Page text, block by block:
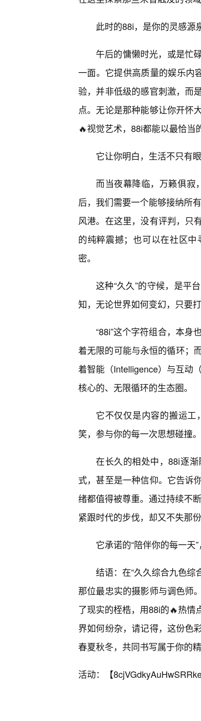
此时的88i，是你的灵感源
午后的慵懒时光，或是忙
一面。它提供高质量的娱乐内
验，并非低级的感官刺激，而
点。无论是那种能够让你开怀
🔥视觉艺术，88i都能以最恰当
它让你明白，生活不只有
而当夜幕降临，万籁俱寂
后，我们需要一个能够接纳所
风港。在这里，没有评判，只
的纯粹震撼；也可以在社区
密。
这种“久久”的守候，是
知，无论世界如何变幻，只要
“88i”这个字符组合，本身
着无限的可能与永恒的循环；
着智能（Intelligence）与互动
核心的、无限循环的生态圈。
它不仅仅是内容的搬运
笑，参与你的每一次思想碰撞。
在长久的相处中，88i逐
式，甚至是一种信仰。它告诉
绪都值得被尊重。通过持续不
紧跟时代的步伐，却又不失那份
它承诺的“陪伴你的每一天
结语：在“久久综合九色综
那位最忠实的摄影师与调色师
了现实的桎梏，用88i的🔥热情
界如何纷杂，请记得，这份色
春夏秋冬，共同书写属于你的精
活动：【